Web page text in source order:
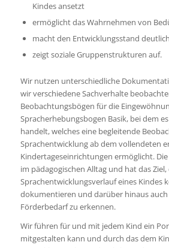
Kindes ansetzt
ermöglicht das Wahrnehmen von
macht den Entwicklungsstand deutlich
zeigt soziale Gruppenstrukturen auf.
Wir nutzen unterschiedliche
wir verschiedene Sachverhalte
Beobachtungsbögen für die
Spracherhebungsbogen Basik, bei dem
handelt, welches eine begleitende
Sprachentwicklung ab dem vollendeten
Kindertageseinrichtungen ermöglicht.
im pädagogischen Alltag und hat das Ziel,
Sprachentwicklungsverlauf eines Kindes
dokumentieren und darüber hinaus auch
Förderbedarf zu erkennen.
Wir führen für und mit jedem Kind ein
mitgestalten kann und durch das dem